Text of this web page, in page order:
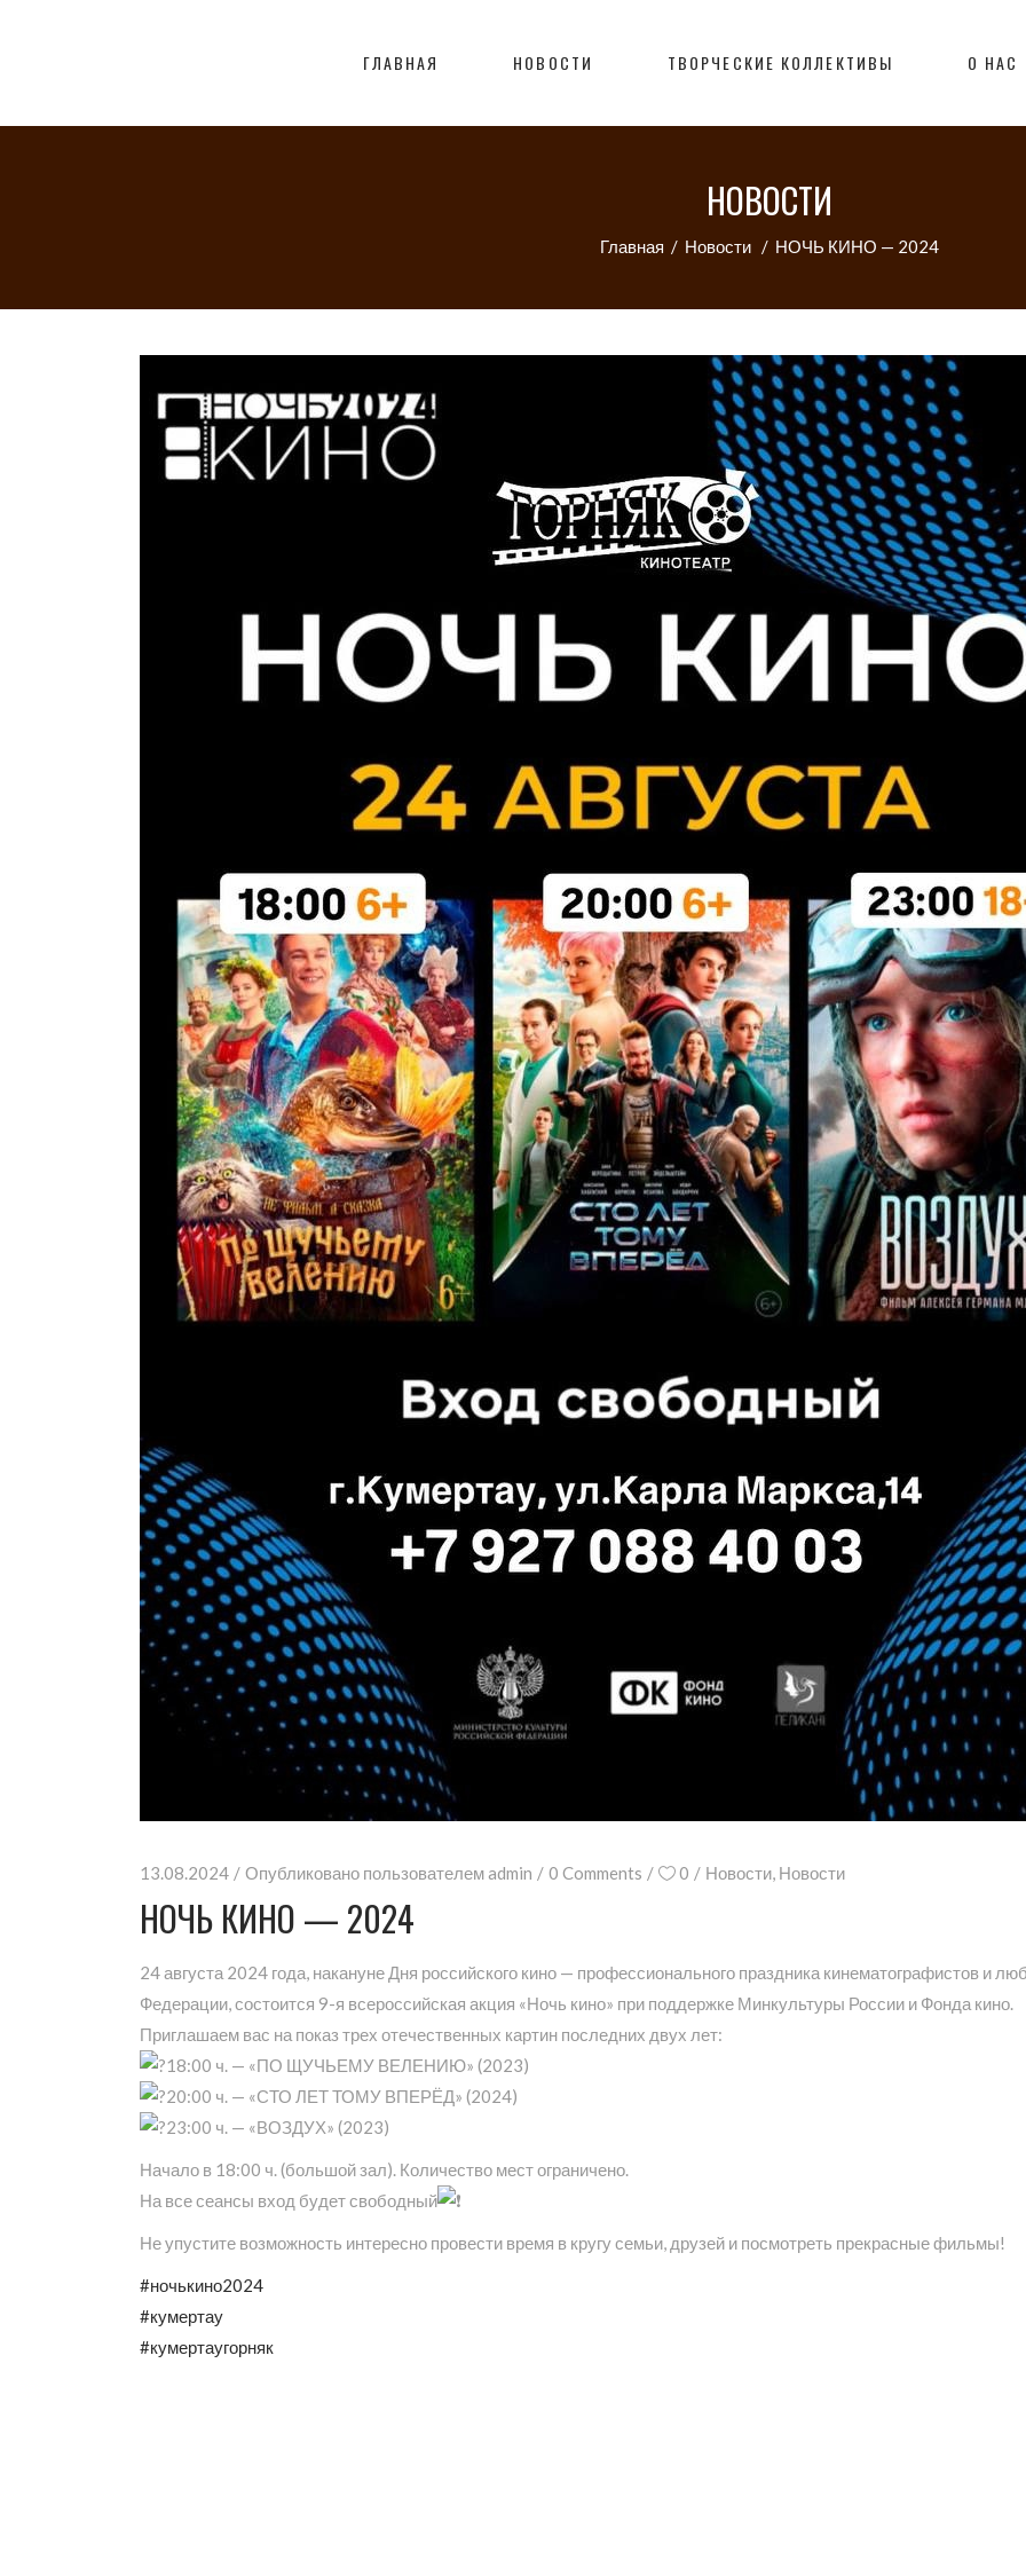
ГЛАВНАЯ НОВОСТИ ТВОРЧЕСКИЕ КОЛЛЕКТИВЫ О НАС
НОВОСТИ
Главная / Новости / НОЧЬ КИНО — 2024
13.08.2024 Опубликовано пользователемadmin 0 Comments 0 Новости, Новости
НОЧЬ КИНО — 2024
24 августа 2024 года, накануне Дня российского кино — профессионального праздника кинематографистов и
Федерации, состоится 9-я всероссийская акция «Ночь кино» при поддержке Минкультуры России и Фонда кино.
Приглашаем вас на показ трех отечественных картин последних двух лет:
18:00 ч. — «ПО ЩУЧЬЕМУ ВЕЛЕНИЮ» (2023)
20:00 ч. — «СТО ЛЕТ ТОМУ ВПЕРЁД» (2024)
23:00 ч. — «ВОЗДУХ» (2023)
Начало в 18:00 ч. (большой зал). Количество мест ограничено.
На все сеансы вход будет свободный
Не упустите возможность интересно провести время в кругу семьи, друзей и посмотреть прекрасные фильмы!
#ночькино2024
#кумертау
#кумертаугорняк